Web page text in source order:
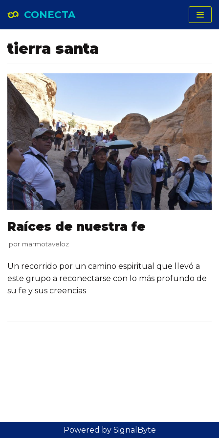
contenido
CONECTA
tierra santa
Raíces de nuestra fe
por marmotaveloz
Un recorrido por un camino espiritual que llevó a
este grupo a reconectarse con lo más profundo de
su fe y sus creencias
Powered by SignalByte